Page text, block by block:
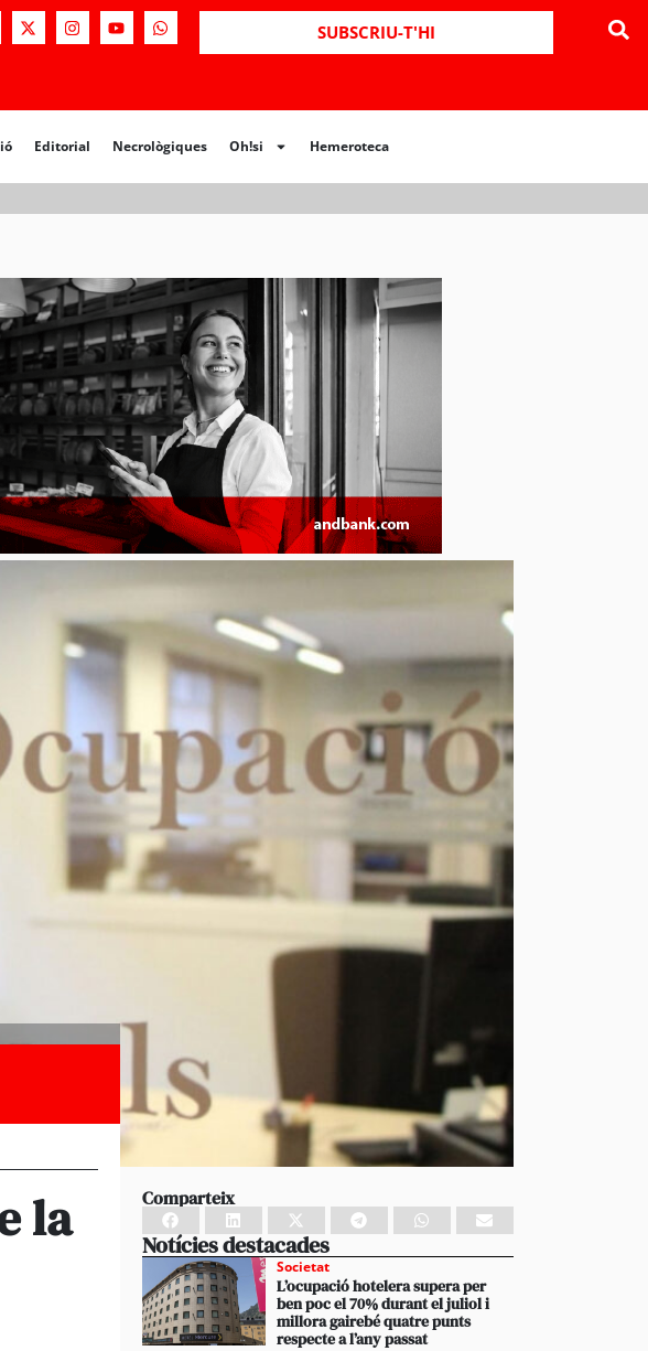
SUBSCRIU-T'HI
Editorial Necrològiques Oh!si Hemeroteca
Editorial Necrològiques Hemeroteca
la Comparteix
Notícies destacades
Societat
L’ocupació hotelera supera per
ben poc el 70% durant el juliol i
millora gairebé quatre punts
respecte a l’any passat